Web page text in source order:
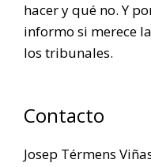
hacer y qué no. Y
informo si merece
los tribunales.
Contacto
Josep Térmens